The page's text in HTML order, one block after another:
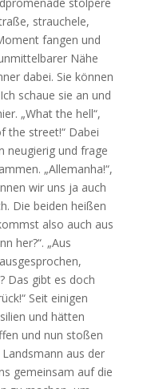
strauchele,
fangen und
Nähe
dabei. Sie können
schaue sie an und
„What the hell“,
the street!“ Dabei
neugierig und frage
„Allemanha!“,
wir uns ja auch
Die beiden heißen
also auch aus
her?“. „Aus
Das gibt es doch
Seit einigen
und hätten
und nun stoßen
aus der
gemeinsam auf die